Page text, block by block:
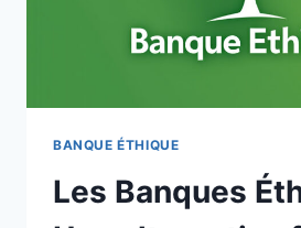
LIGNE
BANQUE ÉTHIQUE
Les Banques